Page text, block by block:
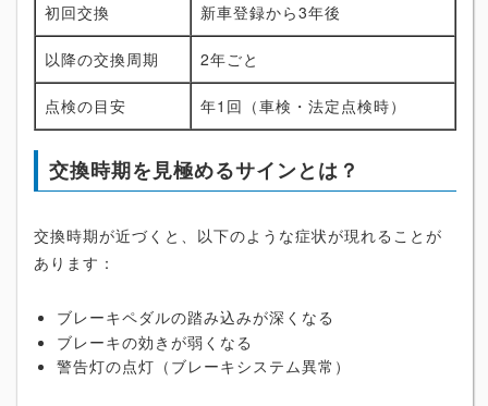
初回交換 新車登録から3年後
以降の交換周期 2年ごと
点検の目安 年1回（車検・法定点検時）
交換時期を見極めるサインとは？
交換時期が近づくと、以下のような症状が現れることが
あります：
ブレーキペダルの踏み込みが深くなる
ブレーキの効きが弱くなる
警告灯の点灯（ブレーキシステム異常）